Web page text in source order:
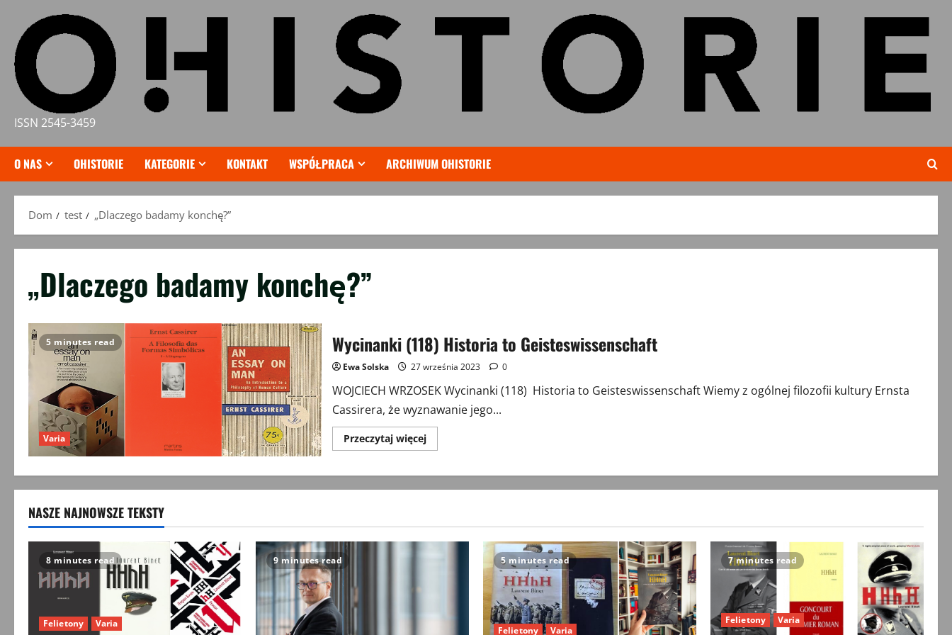
treści
ISSN 2545-3459
O NAS OHISTORIE KATEGORIE KONTAKT WSPÓŁPRACA ARCHIWUM OHISTORIE
Dom test „Dlaczego badamy konchę?”
„Dlaczego badamy konchę?”
5 minutes read
Varia
Wycinanki (118) Historia to Geisteswissenschaft
Ewa Solska 27 września 2023 0
WOJCIECH WRZOSEK Wycinanki (118) Historia to Geisteswissenschaft Wiemy z ogólnej filozofii kultury Ernsta
Cassirera, że wyznawanie jego...
Przeczytaj więcejPrzeczytaj
więcej
(118)
Historia
NASZE NAJNOWSZE TEKSTY
8 minutes read
Felietony Varia
9 minutes read 5 minutes read
Felietony Varia
7 minutes read
Felietony Varia